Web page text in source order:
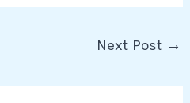
Next Post →